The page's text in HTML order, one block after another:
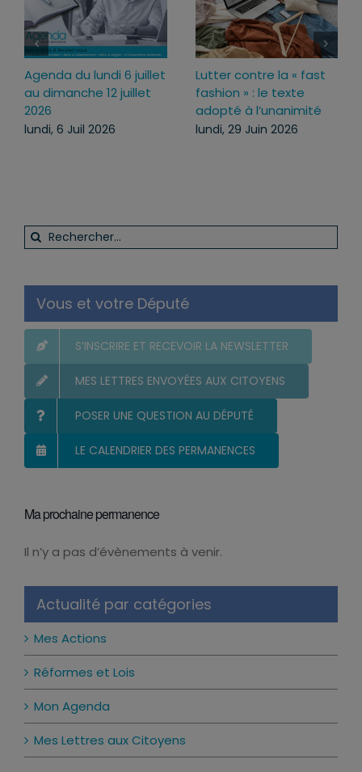
la « fast
» : le texte
à l’unanimité
Juin 2026
Loi d’urgence agricole :
pourquoi j’ai voté pour
mercredi, 22 Juil 2026
Agenda
juillet au
juillet
Rechercher:
Vous et votre Député
S’INSCRIRE ET RECEVOIR LA NEWSLETTER
MES LETTRES ENVOYÉES AUX CITOYENS
POSER UNE QUESTION AU DÉPUTÉ
LE CALENDRIER DES PERMANENCES
Ma prochaine permanence
Notice
Il n’y a pas d’évènements à venir.
Actualité par catégories
Mes Actions
Réformes et Lois
Mon Agenda
Mes Lettres aux Citoyens